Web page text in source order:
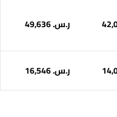
ر.س.‏ 49,636
ر.س.‏ 16,546